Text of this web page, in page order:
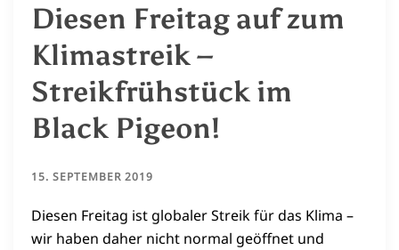
Diesen Freitag auf zum
Klimastreik –
Streikfrühstück im
Black Pigeon!
15. SEPTEMBER 2019
Diesen Freitag ist globaler Streik für das Klima –
wir haben daher nicht normal geöffnet und